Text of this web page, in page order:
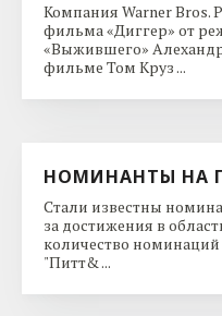
Компания Warner Bros.
фильма «Диггер» от
«Выжившего»
фильме Том Круз ...
НОМИНАНТЫ НА
Стали известны
за достижения в
количество
"Питт& ...